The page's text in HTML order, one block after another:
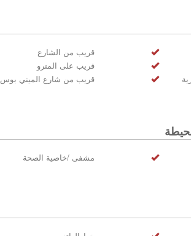
قريب من الشارع
قريب على المترو
قريب من شارع الميني بوس
مشفى /خاصية الصحة